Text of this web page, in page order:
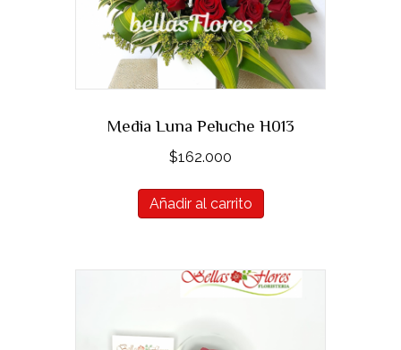
Media Luna Peluche H013
$162.000
Añadir al carrito